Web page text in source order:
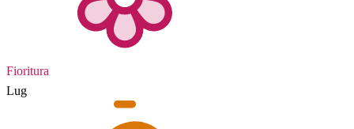
Fioritura
Lug